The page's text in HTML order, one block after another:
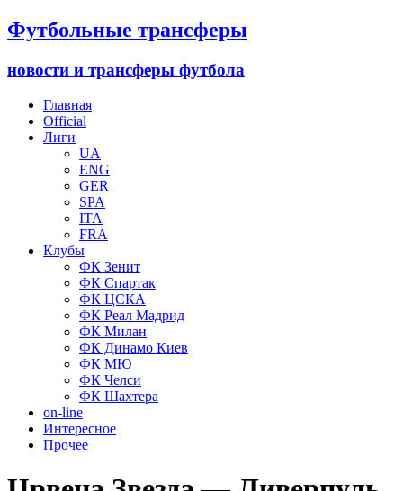
Футбольные трансферы
новости и трансферы футбола
Главная
Official
Лиги
UA
ENG
GER
SPA
ITA
FRA
Клубы
ФК Зенит
ФК Спартак
ФК ЦСКА
ФК Реал Мадрид
ФК Милан
ФК Динамо Киев
ФК МЮ
ФК Челси
ФК Шахтера
on-line
Интересное
Прочее